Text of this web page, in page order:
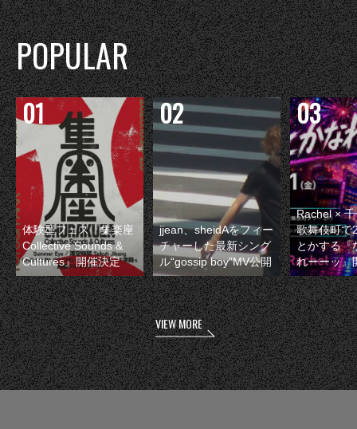
POPULAR
体験型フェス『集楽座
Collective Sounds &
Cultures』開催決定
jjean、sheidAをフィー
チャーした最新シング
ル“gossip boy”MV公開
Rachel ×
歌舞伎町で
とかする『
れーーッ』
VIEW MORE